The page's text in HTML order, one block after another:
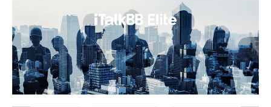
养老 非盈利组织